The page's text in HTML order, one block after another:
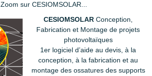
Zoom sur CESIOMSOLAR...
CESIOMSOLAR Conception,
Fabrication et Montage de projets
photovoltaïques
1er logiciel d’aide au devis, à la
conception, à la fabrication et au
montage des ossatures des supports